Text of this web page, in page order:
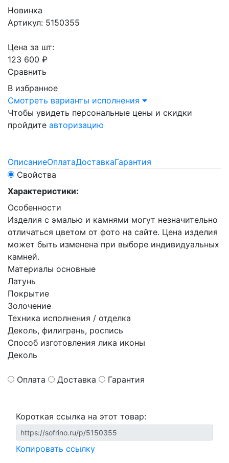
Новинка
Артикул: 5150355
Цена за шт:
123 600 ₽
Сравнить
В избранное
Смотреть варианты исполнения
Чтобы увидеть персональные цены и скидки
пройдите авторизацию
ОписаниеОплатаДоставкаГарантия
Свойства
Характеристики:
Особенности
Изделия с эмалью и камнями могут незначительно
отличаться цветом от фото на сайте. Цена изделия
может быть изменена при выборе индивидуальных
камней.
Материалы основные
Латунь
Покрытие
Золочение
Техника исполнения / отделка
Деколь, филигрань, роспись
Способ изготовления лика иконы
Деколь
Оплата Доставка Гарантия
Короткая ссылка на этот товар:
Копировать ссылку